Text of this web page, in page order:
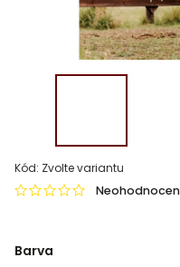
Kód: Zvolte variantu
Barva